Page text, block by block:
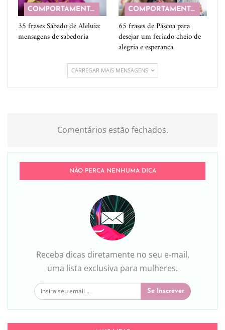
COMPORTAMENTO
35 frases Sábado de Aleluia:
mensagens de sabedoria
COMPORTAMENTO
65 frases de Páscoa para
desejar um feriado cheio de
alegria e esperança
CARREGAR MAIS MENSAGENS
Comentários estão fechados.
NÃO PERCA NENHUMA DICA
Receba dicas diretamente no seu e-mail,
uma lista exclusiva para mulheres.
Se Inscrever